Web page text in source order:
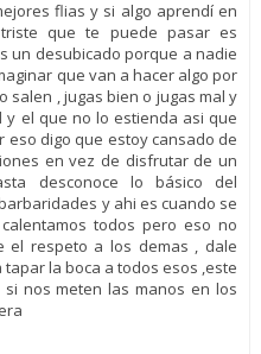
flias y si algo aprendí en
que te puede pasar es
un desubicado porque a nadie
que van a hacer algo por
salen , jugas bien o jugas mal y
el que no lo estienda asi que
eso digo que estoy cansado de
en vez de disfrutar de un
desconoce lo básico del
y ahi es cuando se
todos pero eso no
el respeto a los demas , dale
la boca a todos esos ,este
nos meten las manos en los